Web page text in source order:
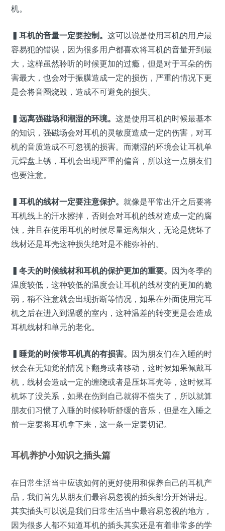
机。
▍耳机的音量一定要控制。 这可以说是使用耳机的用户最
容易犯的错误，因为很多用户都喜欢将耳机的音量开到最
大，这样虽然聆听的时候更加的过瘾，但是对于耳朵的伤
害最大，也会对于振膜造成一定的损伤，严重的情况下更
是会将音圈烧毁，造成不可避免的损失。
▍远离强磁场和潮湿的环境。 这是使用耳机的时候最基本
的知识，强磁场会对耳机的灵敏度造成一定的伤害，对耳
机的音质造成不可忽视的损害。而潮湿的环境会让耳机单
元焊盘上锈，耳机会出现严重的偏音，所以这一点朋友们
也要注意。
▍耳机的线材一定要注意保护。 就像是平常出汗之后要将
耳机线上的汗水擦掉，否则会对耳机的线材造成一定的腐
蚀，并且在使用耳机的时候尽量远离烟火，无论是烧坏了
线材还是耳壳这种损失绝对是不能弥补的。
▍冬天的时候线材和耳机的保护更加的重要。 因为冬季的
温度较低，这种较低的温度会让耳机的线材变的更加的脆
弱，稍不注意就会出现折断等情况，如果在外面使用完耳
机之后在进入到温暖的室内，这种温差的转变更是会造成
耳机线材和单元的老化。
▍睡觉的时候带耳机真的有损害。 因为朋友们在入睡的时
候会在无知觉的情况下翻身或者移动，这时候如果佩戴耳
机，线材会造成一定的缠绕或者是压坏耳壳等，这时候耳
机坏了没关系，如果在伤到自己就得不偿失了，所以就算
朋友们习惯了入睡的时候聆听舒缓的音乐，但是在入睡之
前一定要将耳机拿下来，这一条一定要切记。
耳机养护小知识之插头篇
在日常生活当中应该如何的更好使用和保养自己的耳机产
品，我们首先从朋友们最容易忽视的插头部分开始讲起。
其实插头可以说是我们日常生活当中最容易忽视的地方，
因为很多人都不知道耳机的插头其实还是有着非常多的学